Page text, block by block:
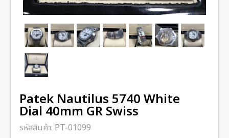
Patek Nautilus 5740 White
Dial 40mm GR Swiss
รหัสสินค้า: PT-01099